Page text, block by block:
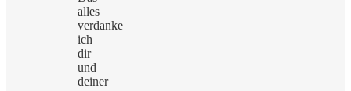
alles
verdanke
ich
dir
und
deiner